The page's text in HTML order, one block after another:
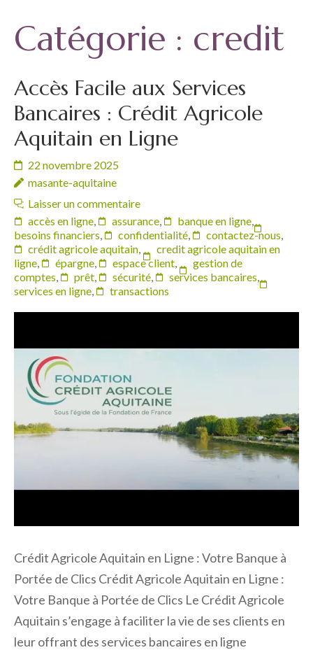
Catégorie : credit
Accès Facile aux Services
Bancaires : Crédit Agricole
Aquitain en Ligne
22 novembre 2025
masante-aquitaine
Laisser un commentaire
accès en ligne, assurance, banque en ligne,
besoins financiers, confidentialité, contactez-nous,
crédit agricole aquitain,
credit agricole aquitain en
ligne, épargne, espace client,
gestion de
comptes, prêt, sécurité, services bancaires,
services en ligne, transactions
Crédit Agricole Aquitain en Ligne : Votre Banque à
Portée de Clics Crédit Agricole Aquitain en Ligne :
Votre Banque à Portée de Clics Le Crédit Agricole
Aquitain s’engage à faciliter la vie de ses clients en
leur offrant des services bancaires en ligne